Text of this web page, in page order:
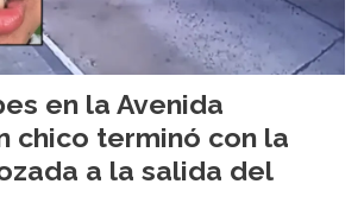
en la Avenida
chico terminó con la
a la salida del